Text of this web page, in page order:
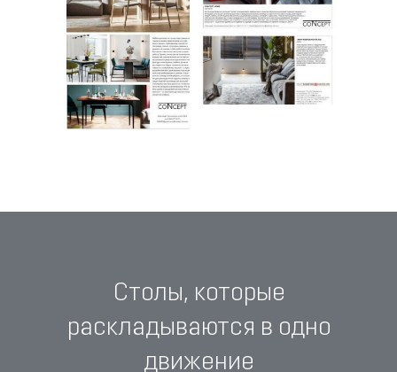
Столы, которые
раскладываются в одно
движение